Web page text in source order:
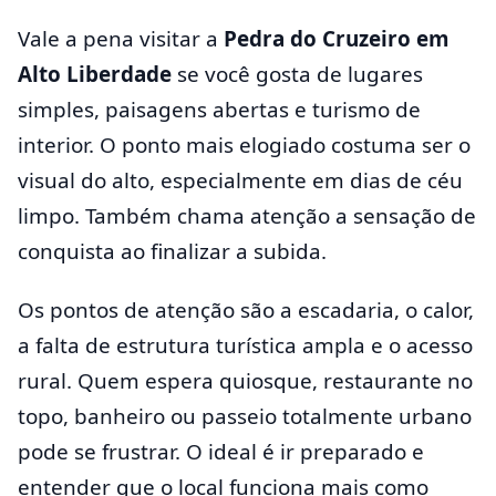
Vale a pena visitar a Pedra do Cruzeiro em
Alto Liberdade se você gosta de lugares
simples, paisagens abertas e turismo de
interior. O ponto mais elogiado costuma ser o
visual do alto, especialmente em dias de céu
limpo. Também chama atenção a sensação de
conquista ao finalizar a subida.
Os pontos de atenção são a escadaria, o calor,
a falta de estrutura turística ampla e o acesso
rural. Quem espera quiosque, restaurante no
topo, banheiro ou passeio totalmente urbano
pode se frustrar. O ideal é ir preparado e
entender que o local funciona mais como